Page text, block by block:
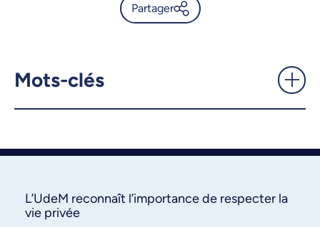
Partager
LinkedIn Courriel
Copier le lien
Mots-clés
L’UdeM reconnaît l’importance de respecter la
vie privée